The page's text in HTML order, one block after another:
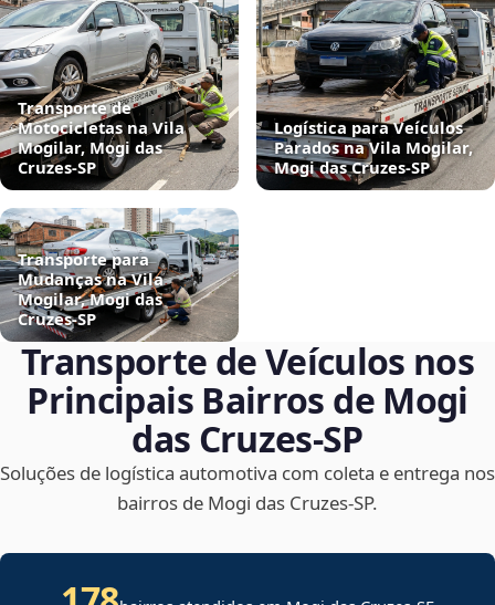
Transporte de
Motocicletas na Vila
Mogilar, Mogi das
Cruzes‑SP
Logística para Veículos
Parados na Vila Mogilar,
Mogi das Cruzes‑SP
Transporte para
Mudanças na Vila
Mogilar, Mogi das
Cruzes‑SP
Transporte de Veículos nos
Principais Bairros de Mogi
das Cruzes‑SP
Soluções de logística automotiva com coleta e entrega nos
bairros de Mogi das Cruzes‑SP.